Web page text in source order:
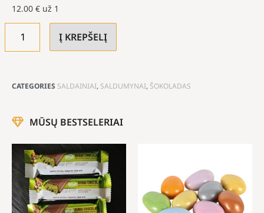
12.00 € už 1
Į KREPŠELĮ
CATEGORIES SALDAINIAI, SALDUMYNAI, ŠOKOLADAS
MŪSŲ BESTSELERIAI